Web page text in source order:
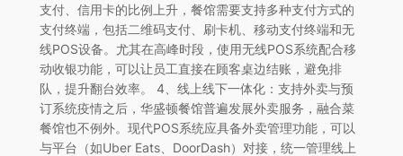
支付、信用卡的比例上升，餐馆需要支持多种支付方式的
支付终端，包括二维码支付、刷卡机、移动支付终端和无
线POS设备。尤其在高峰时段，使用无线POS系统配合移
动收银功能，可以让员工直接在顾客桌边结账，避免排
队，提升翻台效率。 4、线上线下一体化：支持外卖与预
订系统疫情之后，华盛顿餐馆普遍发展外卖服务，融合菜
餐馆也不例外。现代POS系统应具备外卖管理功能，可以
与平台（如Uber Eats、DoorDash）对接，统一管理线上